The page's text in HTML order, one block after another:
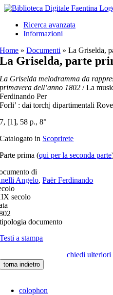
Salta
contenutoRicerca avanzata
Informazioni
Home »Documenti »La Griselda,
La Griselda, parte
La Griselda melodramma da
primavera dell’anno 1802 / La
Ferdinando Per
Forli’ : dai torchj dipartimentali
7, [1], 58 p., 8°
Catalogato in Scoprirete
Parte prima (qui per la seconda parte
di
Angelo,Paër Ferdinando
secolo
tipologia documento
Testi a stampa
chiedi
torna indietro
colophon